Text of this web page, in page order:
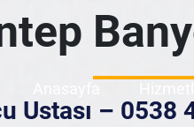
Ustası – 0538